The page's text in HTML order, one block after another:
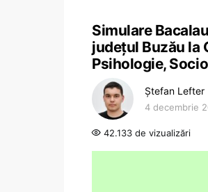
Simulare
județul Buzău la
Psihologie,
Ștefan Lefter
4 decembrie
42.133 de vizualizări